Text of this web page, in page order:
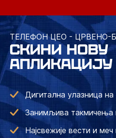
ТЕЛЕФОН ЦЕО - ЦРВЕНО-
СКИНИ НОВУ
АПЛИКАЦИЈУ
Дигитална улазница
Занимљива такмичења
Најсвежије вести и меч